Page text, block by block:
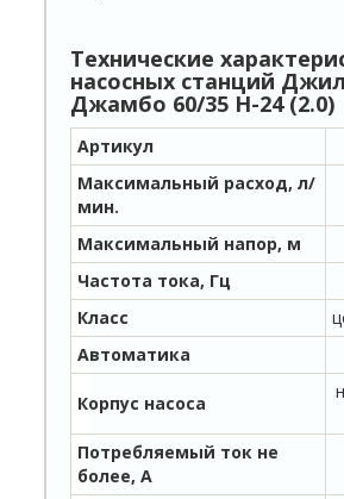
Технические
насосных станций
Джамбо 60/35 Н-24 (2.0)
Артикул
Максимальный расход, л/
мин.
Максимальный напор, м
Частота тока, Гц
Класс
Автоматика
Корпус насоса
Потребляемый ток не
более, А